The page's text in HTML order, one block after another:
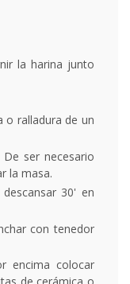
la harina junto
o ralladura de un
ser necesario
la masa.
30' en
con tenedor
encima colocar